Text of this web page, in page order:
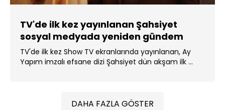
TV'de ilk kez yayınlanan Şahsiyet
sosyal medyada yeniden gündem
oldu!
TV'de ilk kez Show TV ekranlarında yayınlanan, Ay
Yapım imzalı efsane dizi Şahsiyet dün akşam ilk ...
DAHA FAZLA GÖSTER